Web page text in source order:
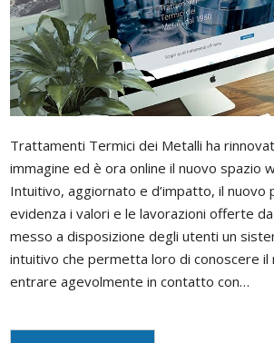
Trattamenti Termici dei Metalli ha
immagine ed è ora online il nuovo spazio
Intuitivo, aggiornato e d’impatto, il
evidenza i valori e le lavorazioni offerte
messo a disposizione degli utenti un
intuitivo che permetta loro di conoscere
entrare agevolmente in contatto con…